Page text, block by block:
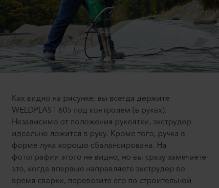
Как видно на рисунке, вы всегда держите
WELDPLAST 605 под контролем (в руках).
Независимо от положения рукоятки, экструдер
идеально ложится в руку. Кроме того, ручка в
форме лука хорошо сбалансирована. На
фотографии этого не видно, но вы сразу замечаете
это, когда впервые направляете экструдер во
время сварки, перевозите его по строительной